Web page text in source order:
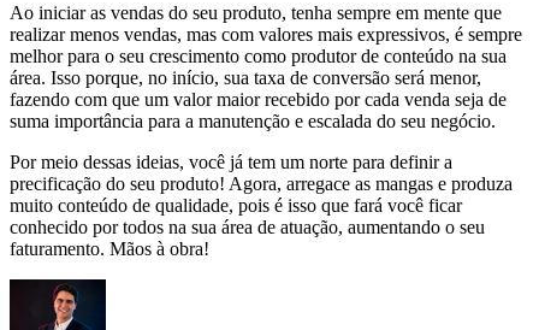
Ao iniciar as vendas do seu produto, tenha sempre em mente que
realizar menos vendas, mas com valores mais expressivos, é sempre
melhor para o seu crescimento como produtor de conteúdo na sua
área. Isso porque, no início, sua taxa de conversão será menor,
fazendo com que um valor maior recebido por cada venda seja de
suma importância para a manutenção e escalada do seu negócio.
Por meio dessas ideias, você já tem um norte para definir a
precificação do seu produto! Agora, arregace as mangas e produza
muito conteúdo de qualidade, pois é isso que fará você ficar
conhecido por todos na sua área de atuação, aumentando o seu
faturamento. Mãos à obra!